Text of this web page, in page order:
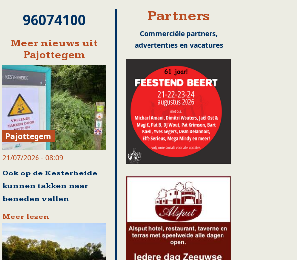
96074100
Meer nieuws uit
Pajottegem
Pajottegem
21/07/2026 - 08:09
Ook op de Kesterheide
kunnen takken naar
beneden vallen
Meer lezen
Partners
Commerciële partners,
advertenties en vacatures